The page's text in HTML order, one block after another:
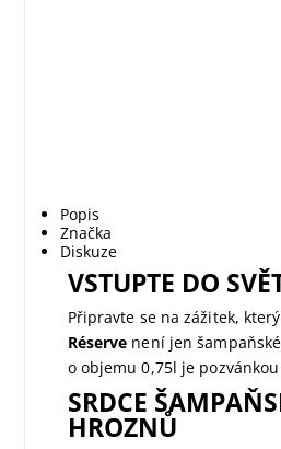
Popis
Značka
Diskuze
VSTUPTE DO
Připravte se na zážitek,
Réserve není jen
o objemu 0,75l je
SRDCE
HROZNŮ